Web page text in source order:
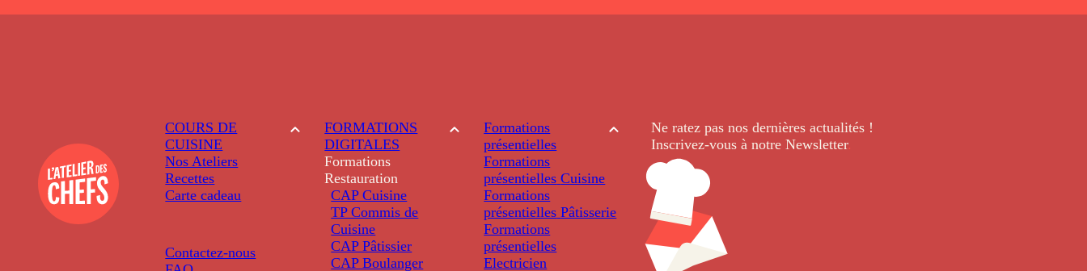
COURS DE
CUISINE
Nos Ateliers
Recettes
Carte cadeau
Contactez-nous
FORMATIONS
DIGITALES
Formations
Restauration
CAP Cuisine
TP Commis de
Cuisine
CAP Pâtissier
CAP Boulanger
Formations
présentielles
Formations
présentielles Cuisine
Formations
présentielles Pâtisserie
Formations
présentielles
Electricien
Ne ratez pas nos dernièresactualités !
Inscrivez-vous à notre Newsletter.